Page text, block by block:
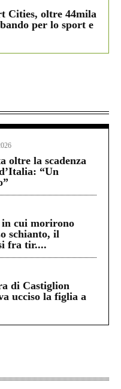
Cities, oltre 44mila
per lo sport e
oltre la scadenza
“Un
in cui morirono
schianto, il
fra tir....
di Castiglion
ucciso la figlia a